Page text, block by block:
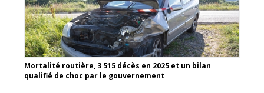
Mortalité routière, 3 515 décès en 2025 et un bilan
qualifié de choc par le gouvernement